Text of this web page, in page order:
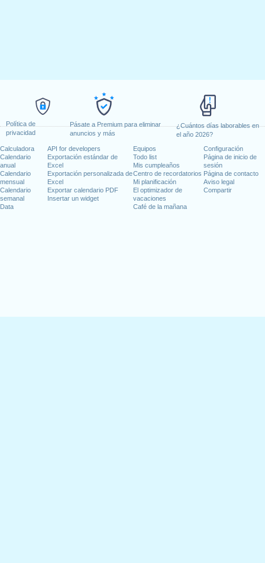
Política de
privacidad
Pásate a Premium para eliminar
anuncios y más
¿Cuántos días laborables en
el año 2026?
Calculadora
Calendario
anual
Calendario
mensual
Calendario
semanal
Data
API for developers
Exportación estándar de
Excel
Exportación personalizada de
Excel
Exportar calendario PDF
Insertar un widget
Equipos
Todo list
Mis cumpleaños
Centro de recordatorios
Mi planificación
El optimizador de
vacaciones
Café de la mañana
Configuración
Página de inicio de
sesión
Página de contacto
Aviso legal
Compartir